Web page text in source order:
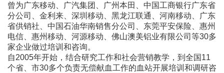
曾为广东移动、广汽集团、广州本田、中国工商银行广东省
分公司、金利来、深圳移动、黑龙江联通、河南移动、广东
省供销社、中国石油华南销售分公司、东莞平安保险、惠州
电信、惠州移动、河源移动、佛山澳美铝业有限公司等30多
家企业做过培训和咨询。
自2005年开始，结合研究工作和社会营销教学，到全国11
个省、市30多个负责无偿献血工作的血站开展培训和调研咨